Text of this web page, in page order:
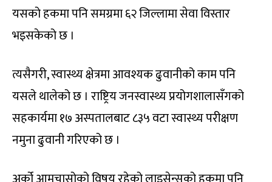
यसको हकमा पनि समग्रमा ६२ जिल्लामा सेवा विस्तार
भइसकेको छ ।
त्यसैगरी, स्वास्थ्य क्षेत्रमा आवश्यक ढुवानीको काम पनि
यसले थालेको छ । राष्ट्रिय जनस्वास्थ्य प्रयोगशालासँगको
सहकार्यमा १७ अस्पतालबाट ८३५ वटा स्वास्थ्य परीक्षण
नमुना ढुवानी गरिएको छ ।